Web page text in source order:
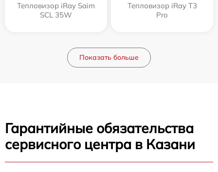
Тепловизор iRay Saim
SCL 35W
Тепловизор iRay T3
Pro
Показать больше
Гарантийные обязательства
сервисного центра в Казани